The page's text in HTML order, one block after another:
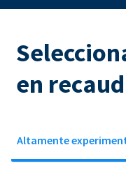
en
Altamente